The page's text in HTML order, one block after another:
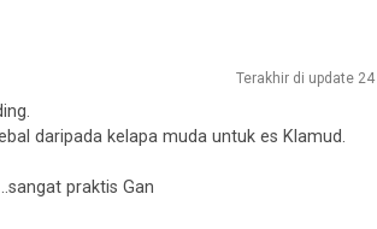
Terakhir di update
daripada kelapa muda untuk es Klamud.
praktis Gan